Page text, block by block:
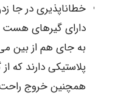
خطاناپذیری در جا
دارای گیره­ای هست
به­ جای هم از بین
پلاستیکی دارند که
همچنین خروج